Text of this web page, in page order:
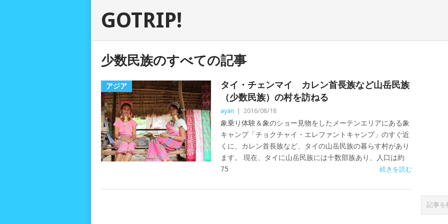
GOTRIP!
少数民族のすべての記事
アジア
タイ・チェンマイ カレン首長族など山岳民族
（少数民族）の村を訪ねる
ayan 2016/08/18
象乗り体験＆象のショー見物をしたメーテンエリアにある象
キャンプ「チョクチャイ・エレファントキャンプ」のすぐ近
くに、カレン首長族など、タイの山岳民族の暮らす村があり
ます。 現在、タイに山岳民族には十数部族あり、人口は約
75
続きを読む